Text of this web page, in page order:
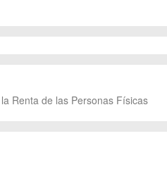
Renta de las Personas Físicas